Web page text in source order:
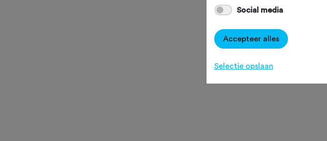
Social media
Accepteer alles
Selectie opslaan